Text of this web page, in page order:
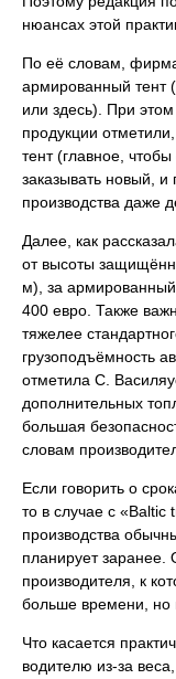
нюансах этой
По её словам, фирма
армированный тент
или здесь). При
продукции
тент (главное,
заказывать новый, и
производства даже
Далее, как
от высоты
м), за армированный
400 евро. Также
тяжелее
грузоподъёмность
отметила С.
дополнительных
бoльшая
словам
Если говорить о
то в случае с «Baltic
производства
планирует заранее.
производителя, к
больше времени, но
Что касается
водителю из-за